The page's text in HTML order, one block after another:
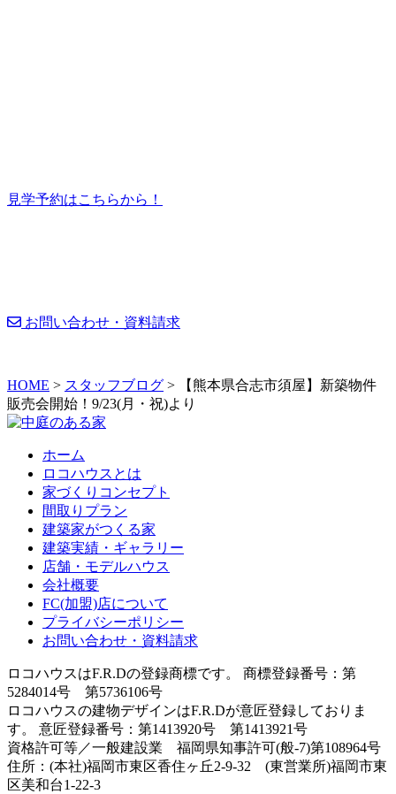
見学予約はこちらから！
お問い合わせ・資料請求
HOME > スタッフブログ >
【熊本県合志市須屋】新築物件
販売会開始！9/23(月・祝)より
ホーム
ロコハウスとは
家づくりコンセプト
間取りプラン
建築家がつくる家
建築実績・ギャラリー
店舗・モデルハウス
会社概要
FC(加盟)店について
プライバシーポリシー
お問い合わせ・資料請求
ロコハウスはF.R.Dの登録商標です。 商標登録番号：第
5284014号 第5736106号
ロコハウスの建物デザインはF.R.Dが意匠登録しておりま
す。 意匠登録番号：第1413920号 第1413921号
資格許可等／一般建設業 福岡県知事許可(般-7)第108964号
住所：(本社)福岡市東区香住ヶ丘2-9-32 (東営業所)福岡市東
区美和台1-22-3